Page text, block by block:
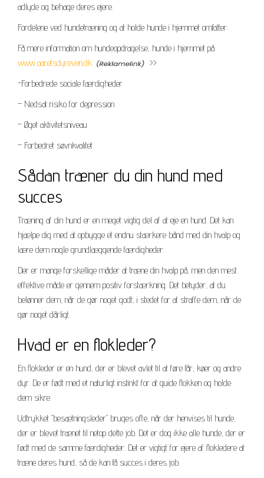
adlyde og behage deres ejere.
Fordelene ved hundetræning og at holde hunde i hjemmet omfatter:
Få mere information om hundeopdragelse, hunde i hjemmet på
www.aaretsdyreven.dk
>>
-Forbedrede sociale færdigheder
– Nedsat risiko for depression
– Øget aktivitetsniveau
– Forbedret søvnkvalitet
Sådan træner du din hund med
succes
Træning af din hund er en meget vigtig del af at eje en hund. Det kan
hjælpe dig med at opbygge et endnu stærkere bånd med din hvalp og
lære dem nogle grundlæggende færdigheder.
Der er mange forskellige måder at træne din hvalp på, men den mest
effektive måde er gennem positiv forstærkning. Det betyder, at du
belønner dem, når de gør noget godt, i stedet for at straffe dem, når de
gør noget dårligt.
Hvad er en flokleder?
En flokleder er en hund, der er blevet avlet til at føre får, køer og andre
dyr. De er født med et naturligt instinkt for at guide flokken og holde
dem sikre.
Udtrykket "besætningsleder" bruges ofte, når der henvises til hunde,
der er blevet trænet til netop dette job. Det er dog ikke alle hunde, der er
født med de samme færdigheder. Det er vigtigt for ejere af flokledere at
træne deres hund, så de kan få succes i deres job.